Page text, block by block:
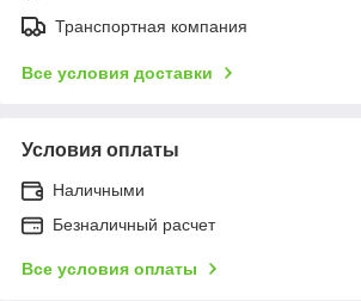
Транспортная компания
Все условия доставки
Условия оплаты
Наличными
Безналичный расчет
Все условия оплаты